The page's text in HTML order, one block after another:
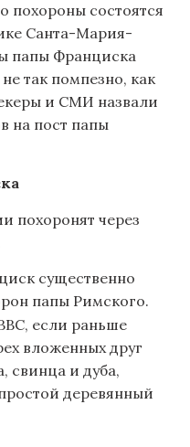
похороны состоятся
Санта-Мария-
папы Франциска
так помпезно, как
и СМИ назвали
на пост папы
похоронят через
существенно
папы Римского.
если раньше
вложенных друг
свинца и дуба,
деревянный